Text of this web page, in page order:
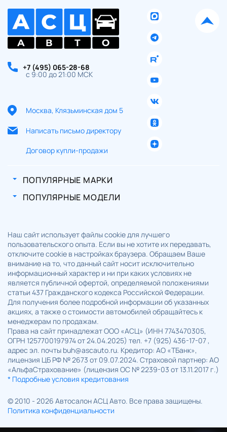
+7 (495) 065-28-68
с 9:00 до 21:00 МСК
Москва, Клязьминская дом 5
Написать письмо директору
Договор купли-продажи
ПОПУЛЯРНЫЕ МАРКИ
ПОПУЛЯРНЫЕ МОДЕЛИ
Наш сайт использует файлы cookie для лучшего
пользовательского опыта. Если вы не хотите их передавать,
отключите cookie в настройках браузера. Обращаем Ваше
внимание на то, что данный сайт носит исключительно
информационный характер и ни при каких условиях не
является публичной офертой, определяемой положениями
статьи 437 Гражданского кодекса Российской Федерации.
Для получения более подробной информации об указанных
акциях, а также о стоимости автомобилей обращайтесь к
менеджерам по продажам.
Права на сайт принадлежат ООО «АСЦ» (ИНН 7743470305,
ОГРН 1257700197974 от 24.04.2025) тел. +7 (925) 436-17-07 ,
адрес эл. почты buh@ascauto.ru. Кредитор: АО «ТБанк»,
лицензия ЦБ РФ № 2673 от 09.07.2024. Страховой партнер: АО
«АльфаСтрахование» (лицензия ОС № 2239-03 от 13.11.2017 г.)
* Подробные условия кредитования
© 2010 - 2026 Автосалон АСЦ Авто. Все права защищены.
Политика конфиденциальности